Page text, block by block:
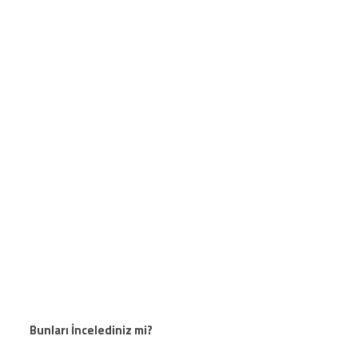
Bunları İncelediniz mi?